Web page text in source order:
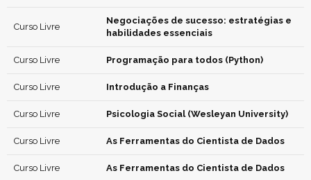
Curso Livre
Negociações de sucesso: estratégias e
habilidades essenciais
Curso Livre Programação para todos (Python)
Curso Livre Introdução a Finanças
Curso Livre Psicologia Social (Wesleyan University)
Curso Livre As Ferramentas do Cientista de Dados
Curso Livre As Ferramentas do Cientista de Dados